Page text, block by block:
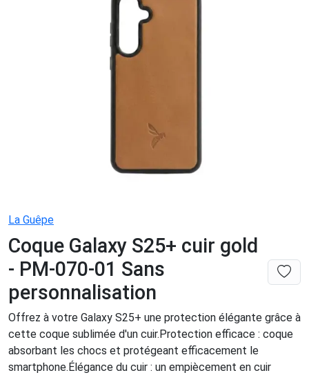
La Guêpe
Coque Galaxy S25+ cuir gold
- PM-070-01 Sans
personnalisation
Offrez à votre Galaxy S25+ une protection élégante grâce à
cette coque sublimée d'un cuir.Protection efficace : coque
absorbant les chocs et protégeant efficacement le
smartphone.Élégance du cuir : un empiècement en cuir